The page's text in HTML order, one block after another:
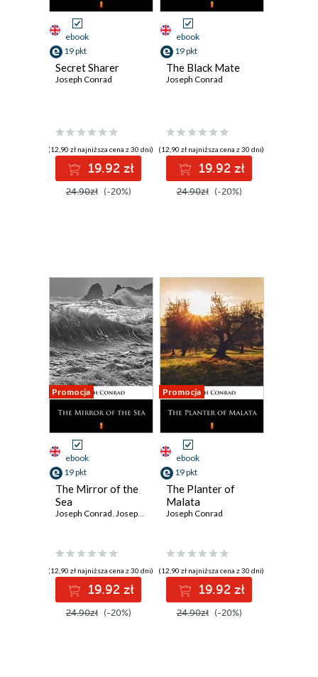
ebook
19 pkt
Secret Sharer
Joseph Conrad
(12,90 zł najniższa cena z 30 dni)
19.92 zł
24.90zł (-20%)
ebook
19 pkt
The Black Mate
Joseph Conrad
(12,90 zł najniższa cena z 30 dni)
19.92 zł
24.90zł (-20%)
Promocja
ebook
19 pkt
The Mirror of the
Sea
Joseph Conrad, Joseph Conrad
(12,90 zł najniższa cena z 30 dni)
19.92 zł
24.90zł (-20%)
Promocja
ebook
19 pkt
The Planter of
Malata
Joseph Conrad
(12,90 zł najniższa cena z 30 dni)
19.92 zł
24.90zł (-20%)